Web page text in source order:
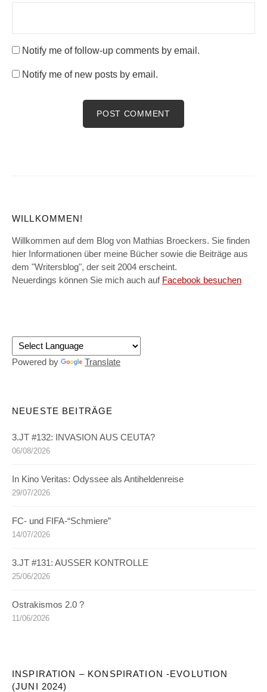
Notify me of follow-up comments by email.
Notify me of new posts by email.
WILLKOMMEN!
Willkommen auf dem Blog von Mathias Broeckers. Sie finden
hier Informationen über meine Bücher sowie die Beiträge aus
dem "Writersblog", der seit 2004 erscheint.
Neuerdings können Sie mich auch auf Facebook besuchen
Powered by Translate
NEUESTE BEITRÄGE
3.JT #132: INVASION AUS CEUTA?
06/08/2026
In Kino Veritas: Odyssee als Antiheldenreise
29/07/2026
FC- und FIFA-“Schmiere”
14/07/2026
3.JT #131: AUSSER KONTROLLE
25/06/2026
Ostrakismos 2.0 ?
11/06/2026
INSPIRATION – KONSPIRATION -EVOLUTION
(JUNI 2024)